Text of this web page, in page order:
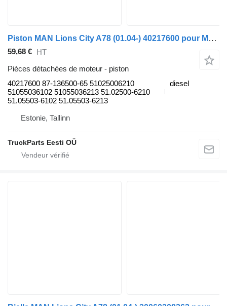
Piston MAN Lions City A78 (01.04-) 40217600 pour MAN Lion's bus (1991-)
59,68 € HT
Pièces détachées de moteur - piston
40217600 87-136500-65 51025006210
51055036102 51055036213 51.02500-6210
51.05503-6102 51.05503-6213
diesel
Estonie, Tallinn
TruckParts Eesti OÜ